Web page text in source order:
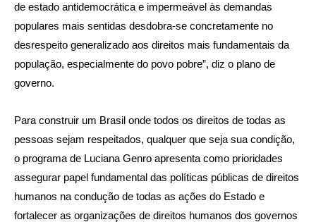
de estado antidemocrática e impermeável às demandas
populares mais sentidas desdobra-se concretamente no
desrespeito generalizado aos direitos mais fundamentais da
população, especialmente do povo pobre”, diz o plano de
governo.
Para construir um Brasil onde todos os direitos de todas as
pessoas sejam respeitados, qualquer que seja sua condição,
o programa de Luciana Genro apresenta como prioridades
assegurar papel fundamental das políticas públicas de direitos
humanos na condução de todas as ações do Estado e
fortalecer as organizações de direitos humanos dos governos